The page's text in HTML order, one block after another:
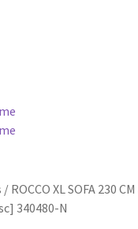
/ ROCCO XL SOFA 230
340480-N